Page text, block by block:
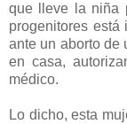
que lleve la niña
progenitores está
ante un aborto de
en casa,
médico.
Lo dicho, esta